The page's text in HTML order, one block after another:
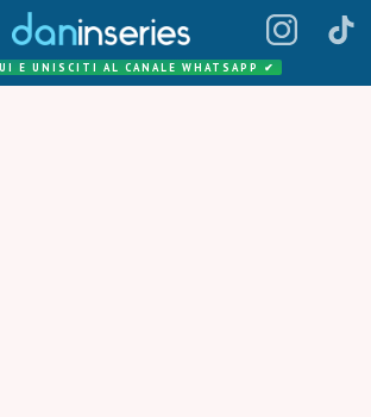
E UNISCITI AL CANALE WHATSAPP ✔